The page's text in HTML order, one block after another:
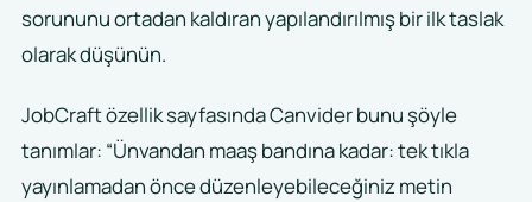
sorununu ortadan kaldıran yapılandırılmış bir ilk taslak
olarak düşünün.
JobCraft özellik sayfasında Canvider bunu şöyle
tanımlar: “Ünvandan maaş bandına kadar: tek tıkla
yayınlamadan önce düzenleyebileceğiniz metin